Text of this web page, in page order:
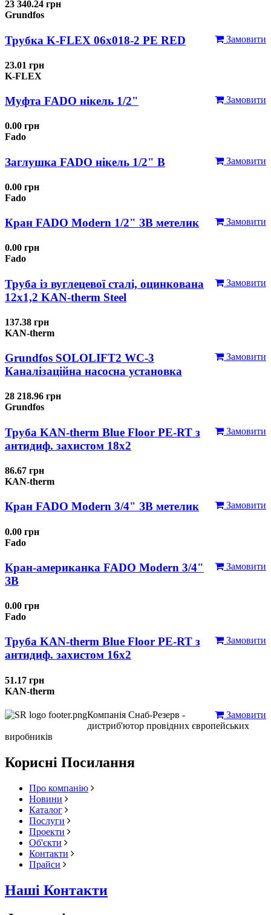
23 340.24 грн
Grundfos
Замовити
Трубка K-FLEX 06x018-2 РЕ RED
23.01 грн
K-FLEX
Замовити
Муфта FADO нікель 1/2"
0.00 грн
Fado
Замовити
Заглушка FADO нікель 1/2" В
0.00 грн
Fado
Замовити
Кран FADO Modern 1/2" ЗВ метелик
0.00 грн
Fado
Замовити
Труба із вуглецевої сталі, оцинкована
12x1,2 KAN-therm Steel
137.38 грн
KAN-therm
Замовити
Grundfos SOLOLIFT2 WC-3
Каналізаційна насосна установка
28 218.96 грн
Grundfos
Замовити
Труба KAN-therm Blue Floor PE-RT з
антидиф. захистом 18х2
86.67 грн
KAN-therm
Замовити
Кран FADO Modern 3/4" ЗВ метелик
0.00 грн
Fado
Замовити
Кран-американка FADO Modern 3/4"
ЗВ
0.00 грн
Fado
Замовити
Труба KAN-therm Blue Floor PE-RT з
антидиф. захистом 16х2
51.17 грн
KAN-therm
Замовити
Компанія Снаб-Резерв -
дистриб'ютор провідних європейських
виробників
Корисні Посилання
Про компанію
Новини
Каталог
Послуги
Проекти
Об'єкти
Контакти
Прайси
Наші Контакти